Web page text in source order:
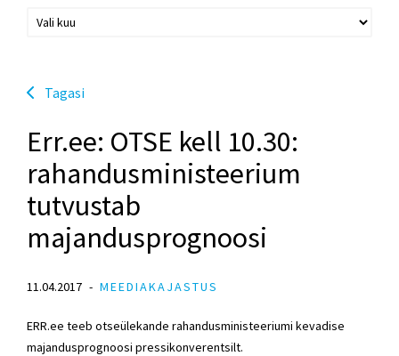
Tagasi
Err.ee: OTSE kell 10.30:
rahandusministeerium
tutvustab
majandusprognoosi
11.04.2017 MEEDIAKAJASTUS
ERR.ee teeb otseülekande rahandusministeeriumi kevadise
majandusprognoosi pressikonverentsilt.